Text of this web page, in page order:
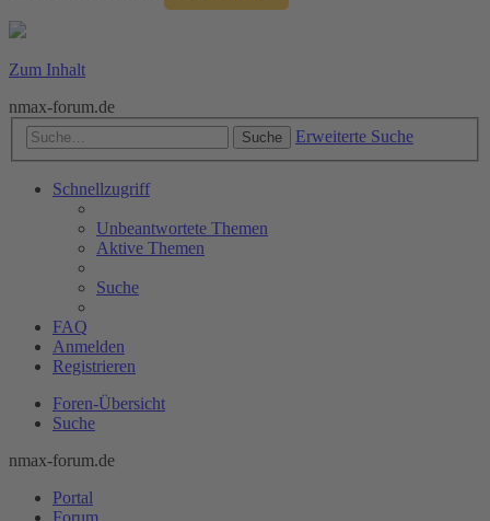
Zum Inhalt
nmax-forum.de
Suche Erweiterte Suche
Schnellzugriff
Unbeantwortete Themen
Aktive Themen
Suche
FAQ
Anmelden
Registrieren
Foren-Übersicht
Suche
nmax-forum.de
Portal
Forum